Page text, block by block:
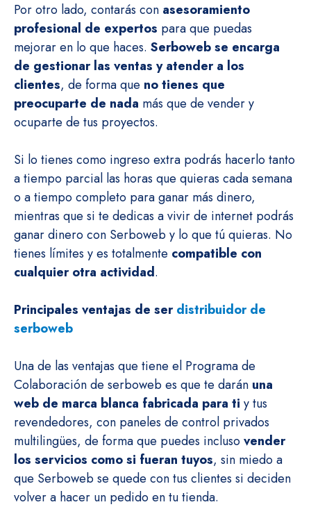
Por otro lado, contarás con asesoramiento
profesional de expertos para que puedas
mejorar en lo que haces. Serboweb se encarga
de gestionar las ventas y atender a los
clientes, de forma que no tienes que
preocuparte de nada más que de vender y
ocuparte de tus proyectos.
Si lo tienes como ingreso extra podrás hacerlo tanto
a tiempo parcial las horas que quieras cada semana
o a tiempo completo para ganar más dinero,
mientras que si te dedicas a vivir de internet podrás
ganar dinero con Serboweb y lo que tú quieras. No
tienes límites y es totalmente compatible con
cualquier otra actividad.
Principales ventajas de serdistribuidor de
serboweb
Una de las ventajas que tiene el Programa de
Colaboración de serboweb es que te darán una
web de marca blanca fabricada para ti y tus
revendedores, con paneles de control privados
multilingües, de forma que puedes incluso vender
los servicios como si fueran tuyos, sin miedo a
que Serboweb se quede con tus clientes si deciden
volver a hacer un pedido en tu tienda.